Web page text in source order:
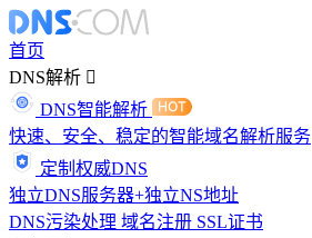
首页
DNS解析
DNS智能解析
快速、安全、稳定的智能域名解析服务
定制权威DNS
独立DNS服务器+独立NS地址
DNS污染处理 域名注册 SSL证书